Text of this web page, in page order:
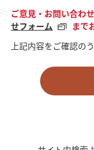
ご意見・お問い合わ
せフォーム
まで
上記内容をご確認の